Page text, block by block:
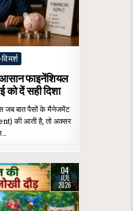
फाइनेंशियल
को दें सही दिशा
जब बात पैसों के मैनेजमेंट
की आती है, तो अक्सर
04
JUL
2026